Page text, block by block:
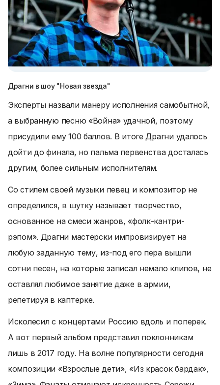
Драгни в шоу "Новая звезда"
Эксперты назвали манеру исполнения самобытной,
а выбранную песню «Война» удачной, поэтому
присудили ему 100 баллов. В итоге Драгни удалось
дойти до финала, но пальма первенства досталась
другим, более сильным исполнителям.
Со стилем своей музыки певец и композитор не
определился, в шутку называет творчество,
основанное на смеси жанров, «фолк-кантри-
рэпом». Драгни мастерски импровизирует на
любую заданную тему, из-под его пера вышли
сотни песен, на которые записал немало клипов, не
оставлял любимое занятие даже в армии,
репетируя в каптерке.
Исколесил с концертами Россию вдоль и поперек.
А вот первый альбом представил поклонникам
лишь в 2017 году. На волне популярности сегодня
композиции «Взрослые дети», «Из красок бардак»,